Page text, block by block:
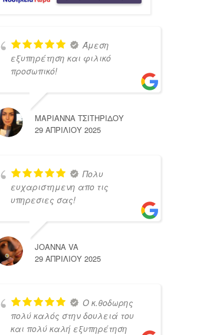
Άμεση
εξυπηρέτηση και φιλικό
προσωπικό!
ΜΑΡΙΑΝΝΑ ΤΣΙΤΗΡΙΔΟΥ
29 ΑΠΡΙΛΊΟΥ 2025
Πολυ
ευχαριστημενη απο τις
υπηρεσιες σας!
JOANNA VA
29 ΑΠΡΙΛΊΟΥ 2025
Ο κ.θοδωρης
πολύ καλός στην δουλειά του
και πολύ καλή εξυπηρέτηση